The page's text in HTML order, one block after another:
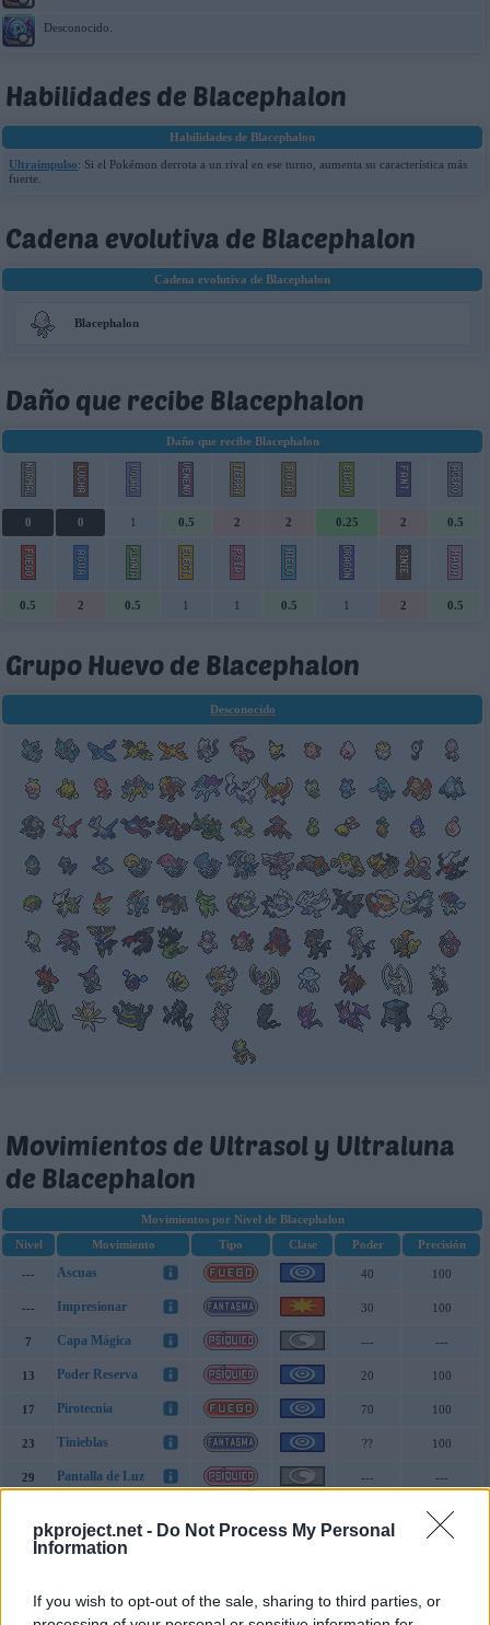
pkproject.net - Do Not Process My Personal
Information
If you wish to opt-out of the sale, sharing to third parties, or
Desconocido.
Habilidades de Blacephalon
Habilidades de Blacephalon
Ultraimpulso: Si el Pokémon derrota a un rival en ese turno, aumenta su característica más
fuerte.
Cadena evolutiva de Blacephalon
Cadena evolutiva de Blacephalon
Blacephalon
Daño que recibe Blacephalon
Daño que recibe Blacephalon
0 0 1 0.5 2 2 0.25 2 0.5
0.5 2 0.5 1 1 0.5 1 2 0.5
Grupo Huevo de Blacephalon
Desconocido
Movimientos de Ultrasol y Ultraluna
de Blacephalon
Movimientos por Nivel de Blacephalon
Nivel
Movimiento Tipo Clase Poder Precisión
--- Ascuas 40 100
--- Impresionar 30 100
7 Capa Mágica --- ---
13 Poder Reserva 20 100
17 Pirotecnia 70 100
23 Tinieblas ?? 100
29 Pantalla de Luz --- ---
37 Llamarada
---